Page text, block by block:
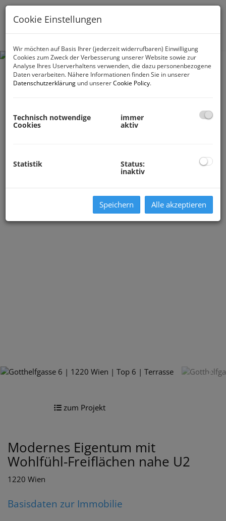
zum Projekt
Modernes Eigentum mit
Wohlfühl-Freiflächen nahe U2
1220 Wien
Basisdaten zur Immobilie
Cookie Einstellungen
Wir möchten auf Basis Ihrer (jederzeit widerrufbaren) Einwilligung
Cookies zum Zweck der Verbesserung unserer Website sowie zur
Analyse Ihres Userverhaltens verwenden, die dazu personenbezogene
Daten verarbeiten. Nähere Informationen finden Sie in unserer
Datenschutzerklärung und unsererCookie Policy.
Technisch notwendige
Cookies
immer
aktiv
Statistik Status:
inaktiv
Speichern Alle akzeptieren